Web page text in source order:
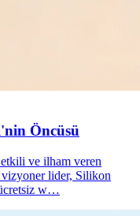
Öncüsü
ve ilham veren
lider, Silikon
w…